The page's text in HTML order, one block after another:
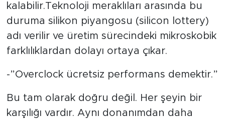
kalabilir.Teknoloji meraklıları arasında bu
duruma silikon piyangosu (silicon lottery)
adı verilir ve üretim sürecindeki mikroskobik
farklılıklardan dolayı ortaya çıkar.
-”Overclock ücretsiz performans demektir.”
Bu tam olarak doğru değil. Her şeyin bir
karşılığı vardır. Aynı donanımdan daha